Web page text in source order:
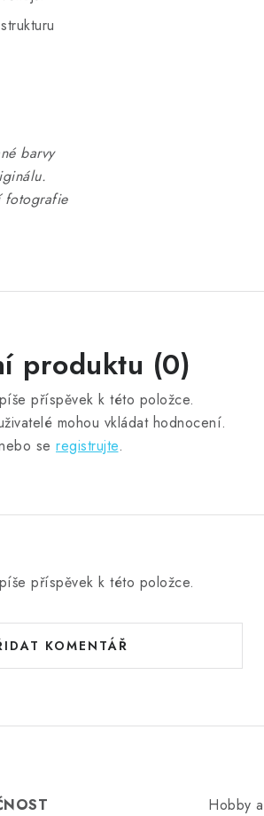
barvy
fotografie
produktu (0)
příspěvek k této položce.
mohou vkládat hodnocení.
se registrujte.
příspěvek k této položce.
KOMENTÁŘ
Hobby